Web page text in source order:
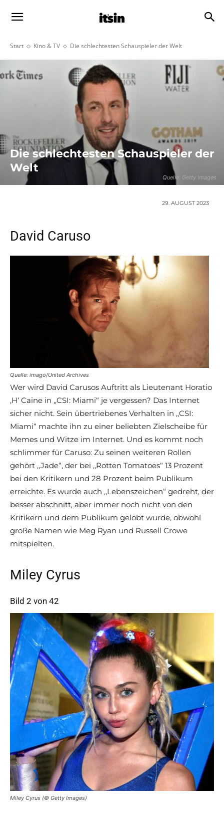
Start Kino & TV Die schlechtesten Schauspieler der Welt
Quelle: Getty Images
Die schlechtesten Schauspieler der
Welt
29. AUGUST 2023
David Caruso
Quelle: imago/United Archives
Wer wird David Carusos Auftritt als Lieutenant Horatio
‚H‘ Caine in ,,CSI: Miami“ je vergessen? Das Internet
sicher nicht. Sein übertriebenes Verhalten in ,,CSI:
Miami“ machte ihn zu einer beliebten Zielscheibe für
Memes und Witze im Internet. Und es kommt noch
schlimmer für Caruso: Zu seinen weiteren Rollen
gehört ,,Jade“, der bei ,,Rotten Tomatoes“ 13 Prozent
bei den Kritikern und 28 Prozent beim Publikum
erreichte. Es wurde auch ,,Lebenszeichen“ gedreht, der
besser abschnitt, aber immer noch nicht von den
Kritikern und dem Publikum gelobt wurde, obwohl
große Namen wie Meg Ryan und Russell Crowe
mitspielten.
Miley Cyrus
Bild 2 von 42
Miley Cyrus (© Getty Images)